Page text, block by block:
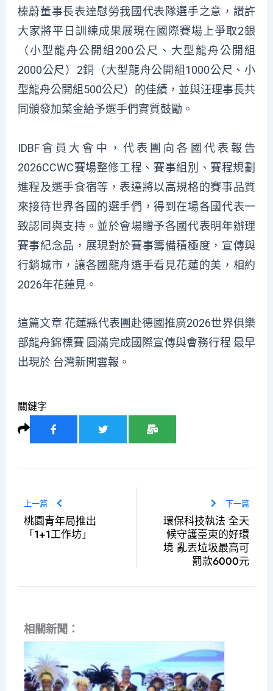
榛蔚董事長表達慰勞我國代表隊選手之意，讚許
大家將平日訓練成果展現在國際賽場上爭取2銀
（小型龍舟公開組200公尺、大型龍舟公開組
2000公尺）2銅（大型龍舟公開組1000公尺、小
型龍舟公開組500公尺）的佳績，並與汪理事長共
同頒發加菜金給予選手們實質鼓勵。
IDBF會員大會中，代表團向各國代表報告
2026CCWC賽場整修工程、賽事組別、賽程規劃
進程及選手食宿等，表達將以高規格的賽事品質
來接待世界各國的選手們，得到在場各國代表一
致認同與支持。並於會場贈予各國代表明年辦理
賽事紀念品，展現對於賽事籌備積極度，宣傳與
行銷城市，讓各國龍舟選手看見花蓮的美，相約
2026年花蓮見。
這篇文章 花蓮縣代表團赴德國推廣2026世界俱樂
部龍舟錦標賽 圓滿完成國際宣傳與會務行程 最早
出現於 台灣新聞雲報 。
關鍵字
上一篇
桃園青年局推出
「1+1工作坊」
下一篇
環保科技執法 全天
候守護臺東的好環
境 亂丟垃圾最高可
罰款6000元
相關新聞：